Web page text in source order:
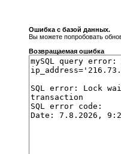
Ошибка с базой данных.
Вы можете попробовать
Возвращаемая ошибка